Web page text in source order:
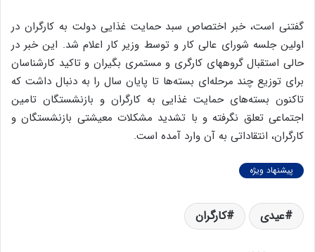
گفتنی است، خبر اختصاص سبد حمایت غذایی دولت به کارگران در
اولین جلسه شورای عالی کار و توسط وزیر کار اعلام شد. این خبر در
حالی استقبال گروههای کارگری و مستمری بگیران و تاکید کارشناسان
برای توزیع چند مرحله‌ای بسته‌ها تا پایان سال را به دنبال داشت که
تاکنون بسته‌های حمایت غذایی به کارگران و بازنشستگان تامین
اجتماعی تعلق نگرفته و با تشدید مشکلات معیشتی بازنشستگان و
کارگران، انتقاداتی به آن وارد آمده است.
پیشنهاد ویژه
عیدی کارگران